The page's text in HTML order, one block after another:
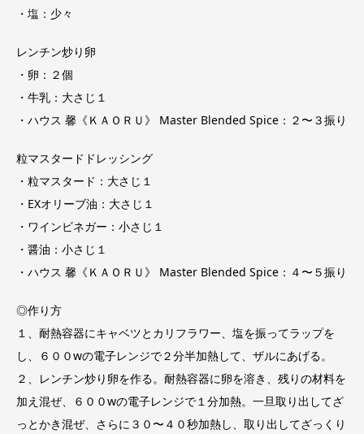
・塩：少々
レンチン炒り卵
・卵：２個
・牛乳：大さじ１
・ハウス 馨《ＫＡＯＲＵ》 Master Blended Spice：２〜３振り
粒マスタードドレッシング
・粒マスタード：大さじ１
・EXオリーブ油：大さじ１
・ワインビネガー：小さじ１
・醤油：小さじ１
・ハウス 馨《ＫＡＯＲＵ》 Master Blended Spice：４〜５振り
◎作り方
１、耐熱容器にキャベツとカリフラワー、塩を振ってラップを
し、６００wの電子レンジで２分半加熱して、ザルにあげる。
２、レンチン炒り卵を作る。耐熱容器に卵を溶き、残りの材料を
加え混ぜ、６００wの電子レンジで１分加熱。一旦取り出してざ
っとかき混ぜ、さらに３０〜４０秒加熱し、取り出してざっくり